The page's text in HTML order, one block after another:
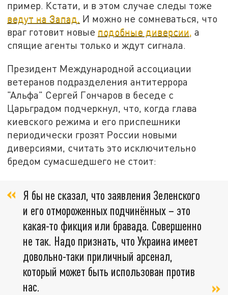
пример. Кстати, и в этом случае следы тоже
ведут на Запад. И можно не сомневаться, что
враг готовит новые подобные диверсии, а
спящие агенты только и ждут сигнала.
Президент Международной ассоциации
ветеранов подразделения антитеррора
"Альфа" Сергей Гончаров в беседе с
Царьградом подчеркнул, что, когда глава
киевского режима и его приспешники
периодически грозят России новыми
диверсиями, считать это исключительно
бредом сумасшедшего не стоит:
Я бы не сказал, что заявления Зеленского
и его отмороженных подчинённых – это
какая-то фикция или бравада. Совершенно
не так. Надо признать, что Украина имеет
довольно-таки приличный арсенал,
который может быть использован против
нас.